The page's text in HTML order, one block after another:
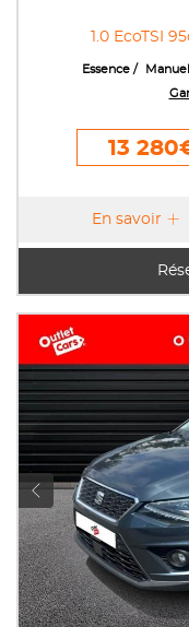
1.0 EcoTSI
Essence
13
En savoir